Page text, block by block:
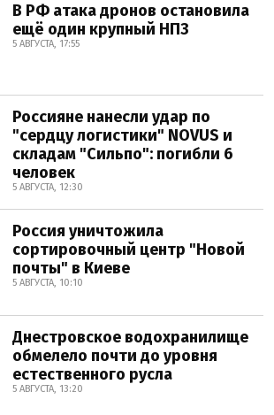
В РФ атака дронов остановила
ещё один крупный НПЗ
5 АВГУСТА, 17:55
Россияне нанесли удар по
"сердцу логистики" NOVUS и
складам "Сильпо": погибли 6
человек
5 АВГУСТА, 12:30
Россия уничтожила
сортировочный центр "Новой
почты" в Киеве
5 АВГУСТА, 10:10
Днестровское водохранилище
обмелело почти до уровня
естественного русла
5 АВГУСТА, 13:20